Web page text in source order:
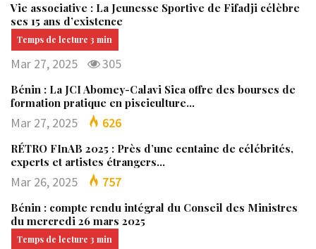
Vie associative : La Jeunesse Sportive de Fifadji célèbre
ses 15 ans d’existence
Mar 27, 2025 305
Bénin : La JCI Abomey-Calavi Sica offre des bourses de
formation pratique en pisciculture…
Mar 27, 2025 626
RÉTRO FInAB 2025 : Près d’une centaine de célébrités,
experts et artistes étrangers…
Mar 26, 2025 757
Bénin : compte rendu intégral du Conseil des Ministres
du mercredi 26 mars 2025